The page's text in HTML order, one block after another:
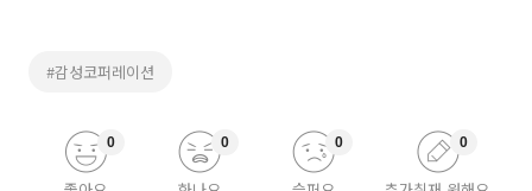
#감성코퍼레이션
0 0 0 0